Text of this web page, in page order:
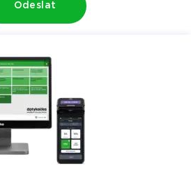
Odeslat